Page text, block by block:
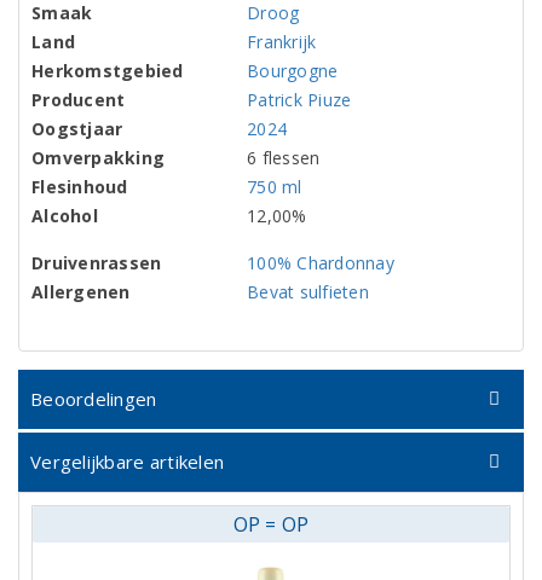
Smaak
Droog
Land
Frankrijk
Herkomstgebied
Bourgogne
Producent
Patrick Piuze
Oogstjaar
2024
Omverpakking
6 flessen
Flesinhoud
750 ml
Alcohol
12,00%
Druivenrassen
100% Chardonnay
Allergenen
Bevat sulfieten
Beoordelingen
Vergelijkbare artikelen
OP = OP